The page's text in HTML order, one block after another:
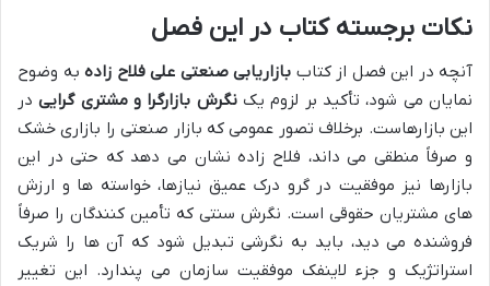
نکات برجسته کتاب در این فصل
آنچه در این فصل از کتاب بازاریابی صنعتی علی فلاح زاده به وضوح
نمایان می شود، تأکید بر لزوم یکنگرش بازارگرا و مشتری گراییدر
این بازارهاست. برخلاف تصور عمومی که بازار صنعتی را بازاری خشک
و صرفاً منطقی می داند، فلاح زاده نشان می دهد که حتی در این
بازارها نیز موفقیت در گرو درک عمیق نیازها، خواسته ها و ارزش
های مشتریان حقوقی است. نگرش سنتی که تأمین کنندگان را صرفاً
فروشنده می دید، باید به نگرشی تبدیل شود که آن ها را شریک
استراتژیک و جزء لاینفک موفقیت سازمان می پندارد. این تغییر